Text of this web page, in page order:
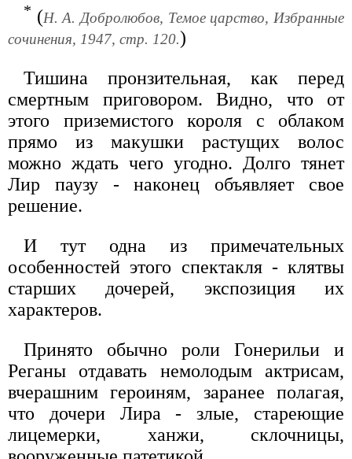
* (Н. А. Добролюбов, Темое царство, Избранные
сочинения, 1947, стр. 120.)
Тишина пронзительная, как перед
смертным приговором. Видно, что от
этого приземистого короля с облаком
прямо из макушки растущих волос
можно ждать чего угодно. Долго тянет
Лир паузу - наконец объявляет свое
решение.
И тут одна из примечательных
особенностей этого спектакля - клятвы
старших дочерей, экспозиция их
характеров.
Принято обычно роли Гонерильи и
Реганы отдавать немолодым актрисам,
вчерашним героиням, заранее полагая,
что дочери Лира - злые, стареющие
лицемерки, ханжи, склочницы,